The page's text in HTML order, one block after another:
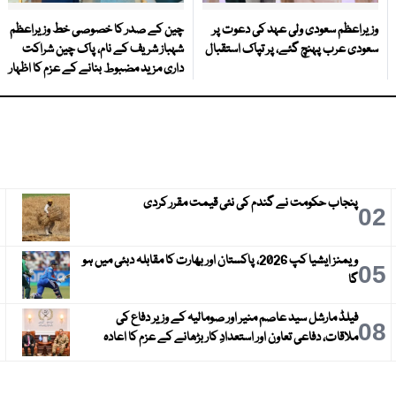
وزیراعظم سعودی ولی عہد کی دعوت پر
سعودی عرب پہنچ گئے، پر تپاک استقبال
چین کے صدر کا خصوصی خط وزیراعظم
شہباز شریف کے نام، پاک چین شراکت
داری مزید مضبوط بنانے کے عزم کا اظہار
02پنجاب حکومت نے گندم کی نئی قیمت مقرر کردی
05
ویمنز ایشیا کپ 2026، پاکستان اور بھارت کا مقابلہ دبئی میں ہو
گا
08فیلڈ مارشل سید عاصم منیر اور صومالیہ کے وزیر دفاع کی
ملاقات، دفاعی تعاون اور استعدادِ کار بڑھانے کے عزم کا اعادہ